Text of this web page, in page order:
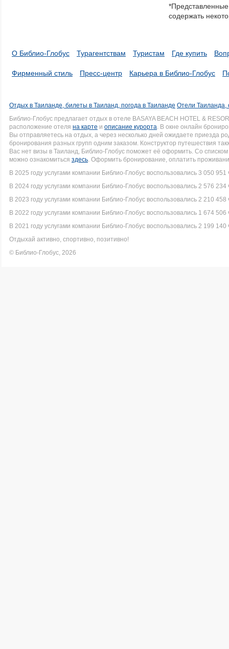
a
series.
содержать
О Библио-Глобус Турагентствам Туристам Где купить
Фирменный стиль Пресс-центр Карьера в Библио-Глобус
Отдых в Таиланде, билеты в Таиланд, погода в Таиланде Отели Таиланда,
Библио-Глобус предлагает отдых в отеле BASAYA BEACH HOTEL &
расположение отеля на карте и описание курорта. В окне онлайн
Вы отправляетесь на отдых, а через несколько дней ожидаете приезда
бронирования разных групп одним заказом. Конструктор путешествия
Вас нет визы в Таиланд, Библио-Глобус поможет её оформить. Со
можно ознакомиться здесь. Оформить бронирование, оплатить
В 2025 году услугами компании Библио-Глобус воспользовались 3 050 951
В 2024 году услугами компании Библио-Глобус воспользовались 2 576 234
В 2023 году услугами компании Библио-Глобус воспользовались 2 210 458
В 2022 году услугами компании Библио-Глобус воспользовались 1 674 506
В 2021 году услугами компании Библио-Глобус воспользовались 2 199 140
Отдыхай активно, спортивно, позитивно!
© Библио-Глобус, 2026